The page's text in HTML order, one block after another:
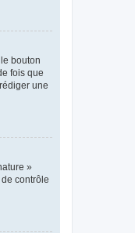
bouton
fois que
une
»
contrôle